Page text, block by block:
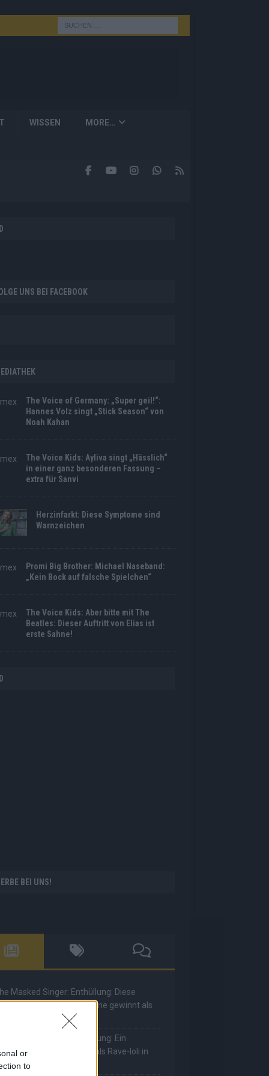
or
to
WISSEN MORE…
UNS BEI FACEBOOK
The Voice of Germany: „Super geil!“:
Hannes Volz singt „Stick Season“ von
Noah Kahan
The Voice Kids: Ayliva singt „Hässlich“
in einer ganz besonderen Fassung –
extra für Sanvi
Herzinfarkt: Diese Symptome sind
Warnzeichen
Promi Big Brother: Michael Naseband:
„Kein Bock auf falsche Spielchen“
The Voice Kids: Aber bitte mit The
Beatles: Dieser Auftritt von Elias ist
erste Sahne!
BEI UNS!
Masked Singer: Enthüllung: Diese
und Comedienne gewinnt als
Masked Singer: Enthüllung: Ein
Sänger hat sich als Rave-Ioli in
Herzen gesungen